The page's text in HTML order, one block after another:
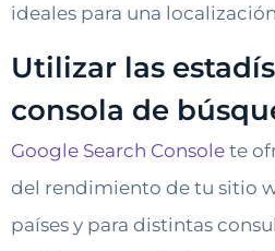
ideales para una
Utilizar las
consola de
Google Search Console te
del rendimiento de tu sitio
países y para distintas